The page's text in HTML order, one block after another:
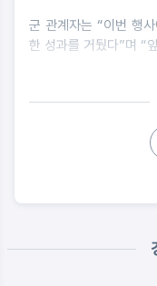
군 관계자는 “이번 행
한 성과를 거뒀다”며 “